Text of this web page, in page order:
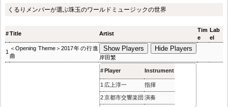
くるりメンバーが選ぶ珠玉のワールドミュージックの世界
#Title Artist
Tim
e
Lab
el
1
＜Opening Theme＞2017年の行進
曲
Show Players Hide Players
岸田繁
#Player Instrument
1 広上淳一 指揮
2京都市交響楽団 演奏